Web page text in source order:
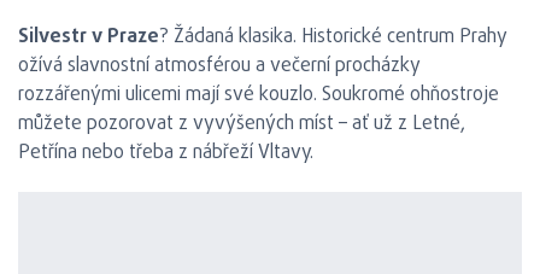
Silvestr v Praze? Žádaná klasika. Historické centrum Prahy
ožívá slavnostní atmosférou a večerní procházky
rozzářenými ulicemi mají své kouzlo. Soukromé ohňostroje
můžete pozorovat z vyvýšených míst – ať už z Letné,
Petřína nebo třeba z nábřeží Vltavy.